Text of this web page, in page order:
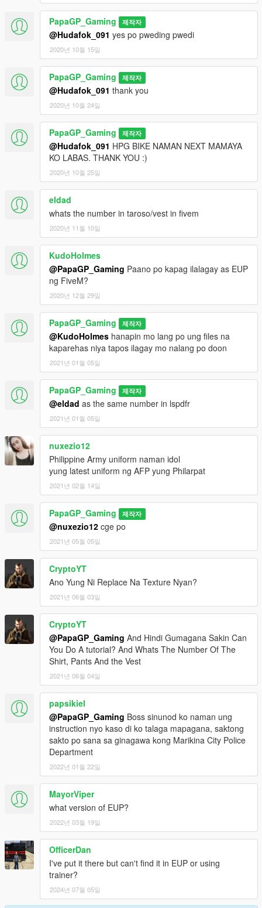
PapaGP_Gaming 제작자
@Hudafok_091 yes po pweding pwedi
2020년 10월 15일
PapaGP_Gaming 제작자
@Hudafok_091 thank you
2020년 10월 24일
PapaGP_Gaming 제작자
@Hudafok_091 HPG BIKE NAMAN NEXT MAMAYA
KO LABAS. THANK YOU :)
2020년 10월 25일
eldad
whats the number in taroso/vest in fivem
2020년 11월 10일
KudoHolmes
@PapaGP_Gaming Paano po kapag ilalagay as EUP
ng FiveM?
2020년 12월 29일
PapaGP_Gaming 제작자
@KudoHolmes hanapin mo lang po ung files na
kaparehas niya tapos ilagay mo nalang po doon
2021년 01월 05일
PapaGP_Gaming 제작자
@eldad as the same number in lspdfr
2021년 01월 05일
nuxezio12
Philippine Army uniform naman idol
yung latest uniform ng AFP yung Philarpat
2021년 02월 14일
PapaGP_Gaming 제작자
@nuxezio12 cge po
2021년 05월 05일
CryptoYT
Ano Yung Ni Replace Na Texture Nyan?
2021년 06월 03일
CryptoYT
@PapaGP_Gaming And Hindi Gumagana Sakin Can
You Do A tutorial? And Whats The Number Of The
Shirt, Pants And the Vest
2021년 06월 04일
papsikiel
@PapaGP_Gaming Boss sinunod ko naman ung
instruction nyo kaso di ko talaga mapagana, saktong
sakto po sana sa ginagawa kong Marikina City Police
Department
2022년 01월 22일
MayorViper
what version of EUP?
2022년 03월 19일
OfficerDan
I've put it there but can't find it in EUP or using
trainer?
2024년 07월 05일